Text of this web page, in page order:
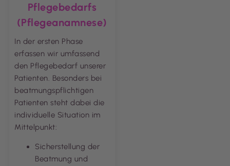
Pflegebedarfs
(Pflegeanamnese)
In der ersten Phase
erfassen wir umfassend
den Pflegebedarf unserer
Patienten. Besonders bei
beatmungspflichtigen
Patienten steht dabei die
individuelle Situation im
Mittelpunkt:
Sicherstellung der
Beatmung und